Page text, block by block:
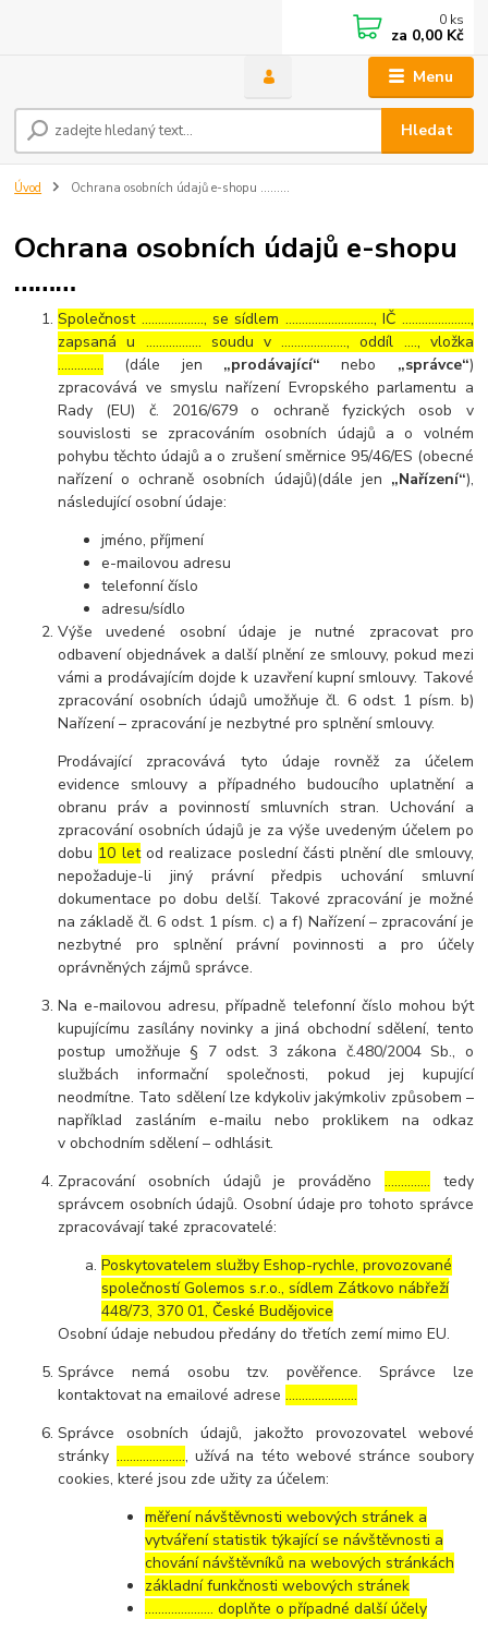
Menu
Hledat
0 ks
za 0,00 Kč
Úvod Ochrana osobních údajů e-shopu ………
Ochrana osobních údajů e-shopu
………
Společnost ………………., se sídlem ………………………, IČ …………………,
zapsaná u …………….. soudu v ……………….., oddíl …., vložka
………….. (dále jen „prodávající“ nebo „správce“)
zpracovává ve smyslu nařízení Evropského parlamentu a
Rady (EU) č. 2016/679 o ochraně fyzických osob v
souvislosti se zpracováním osobních údajů a o volném
pohybu těchto údajů a o zrušení směrnice 95/46/ES (obecné
nařízení o ochraně osobních údajů)(dále jen „Nařízení“),
následující osobní údaje:
jméno, příjmení
e-mailovou adresu
telefonní číslo
adresu/sídlo
Výše uvedené osobní údaje je nutné zpracovat pro
odbavení objednávek a další plnění ze smlouvy, pokud mezi
vámi a prodávajícím dojde k uzavření kupní smlouvy. Takové
zpracování osobních údajů umožňuje čl. 6 odst. 1 písm. b)
Nařízení – zpracování je nezbytné pro splnění smlouvy.
Prodávající zpracovává tyto údaje rovněž za účelem
evidence smlouvy a případného budoucího uplatnění a
obranu práv a povinností smluvních stran. Uchování a
zpracování osobních údajů je za výše uvedeným účelem po
dobu 10 letod realizace poslední části plnění dle smlouvy,
nepožaduje-li jiný právní předpis uchování smluvní
dokumentace po dobu delší. Takové zpracování je možné
na základě čl. 6 odst. 1 písm. c) a f) Nařízení – zpracování je
nezbytné pro splnění právní povinnosti a pro účely
oprávněných zájmů správce.
Na e-mailovou adresu, případně telefonní číslo mohou být
kupujícímu zasílány novinky a jiná obchodní sdělení, tento
postup umožňuje § 7 odst. 3 zákona č.480/2004 Sb., o
službách informační společnosti, pokud jej kupující
neodmítne. Tato sdělení lze kdykoliv jakýmkoliv způsobem –
například zasláním e-mailu nebo proklikem na odkaz
v obchodním sdělení – odhlásit.
Zpracování osobních údajů je prováděno………….. tedy
správcem osobních údajů. Osobní údaje pro tohoto správce
zpracovávají také zpracovatelé:
Poskytovatelem služby Eshop-rychle, provozované
společností Golemos s.r.o., sídlem Zátkovo nábřeží
448/73, 370 01, České Budějovice
Osobní údaje nebudou předány do třetích zemí mimo EU.
Správce nemá osobu tzv. pověřence. Správce lze
kontaktovat na emailové adrese………………….
Správce osobních údajů, jakožto provozovatel webové
stránky …………………, užívá na této webové stránce soubory
cookies, které jsou zde užity za účelem:
měření návštěvnosti webových stránek a
vytváření statistik týkající se návštěvnosti a
chování návštěvníků na webových stránkách
základní funkčnosti webových stránek
………………… doplňte o případné další účely